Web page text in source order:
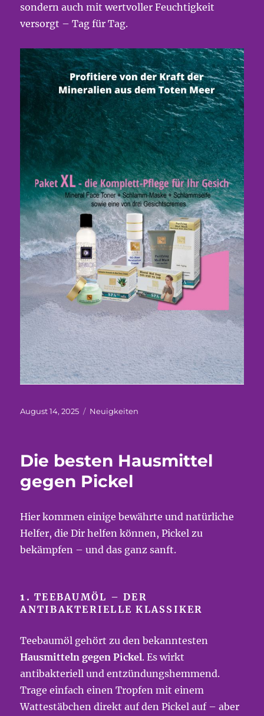
sondern auch mit wertvoller Feuchtigkeit
versorgt – Tag für Tag.
Veröffentlicht
August 14, 2025 Kategorien
Neuigkeiten
Die besten Hausmittel
gegen Pickel
Hier kommen einige bewährte und natürliche
Helfer, die Dir helfen können, Pickel zu
bekämpfen – und das ganz sanft.
1.TEEBAUMÖL – DER
ANTIBAKTERIELLE KLASSIKER
Teebaumöl gehört zu den bekanntesten
Hausmitteln gegen Pickel. Es wirkt
antibakteriell und entzündungshemmend.
Trage einfach einen Tropfen mit einem
Wattestäbchen direkt auf den Pickel auf – aber